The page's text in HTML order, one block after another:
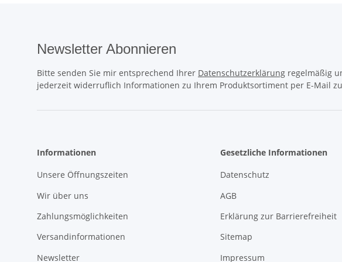
Newsletter Abonnieren
Bitte senden Sie mir entsprechend Ihrer Datenschutzerklärung regelmäßig
jederzeit widerruflich Informationen zu Ihrem Produktsortiment per E-Mail
Informationen
Unsere Öffnungszeiten
Wir über uns
Zahlungsmöglichkeiten
Versandinformationen
Newsletter
Gesetzliche Informationen
Datenschutz
AGB
Erklärung zur Barrierefreiheit
Sitemap
Impressum